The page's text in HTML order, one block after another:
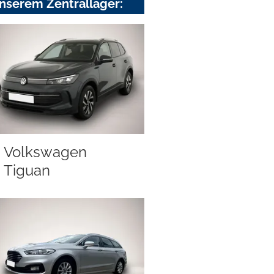
Zentrallager:
Volkswagen
Tiguan